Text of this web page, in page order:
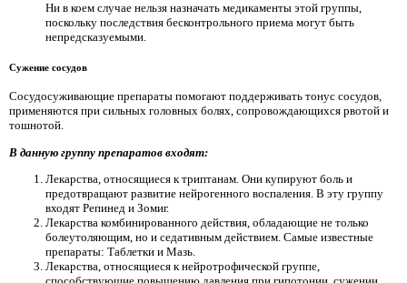
Ни в коем случае нельзя назначать медикаменты этой группы,
поскольку последствия бесконтрольного приема могут быть
непредсказуемыми.
Сужение сосудов
Сосудосуживающие препараты помогают поддерживать тонус сосудов,
применяются при сильных головных болях, сопровождающихся рвотой и
тошнотой.
В данную группу препаратов входят:
Лекарства, относящиеся к триптанам. Они купируют боль и
предотвращают развитие нейрогенного воспаления. В эту группу
входят Репинед и Зомиг.
Лекарства комбинированного действия, обладающие не только
болеутоляющим, но и седативным действием. Самые известные
препараты: Таблетки и Мазь.
Лекарства, относящиеся к нейротрофической группе,